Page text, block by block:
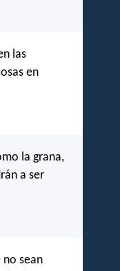
las
en
la grana,
a ser
no sean